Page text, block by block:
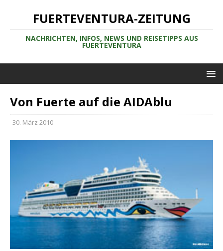
FUERTEVENTURA-ZEITUNG
NACHRICHTEN, INFOS, NEWS UND REISETIPPS AUS
FUERTEVENTURA
Von Fuerte auf die AIDAblu
30. März 2010